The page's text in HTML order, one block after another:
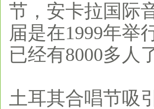
节，安卡拉国际
届是在1999年举
已经有8000多人
土耳其合唱节吸